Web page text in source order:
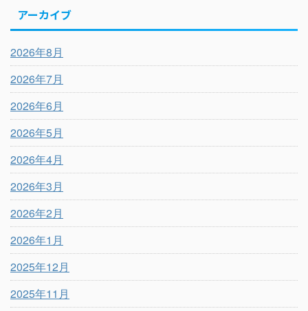
アーカイブ
2026年8月
2026年7月
2026年6月
2026年5月
2026年4月
2026年3月
2026年2月
2026年1月
2025年12月
2025年11月